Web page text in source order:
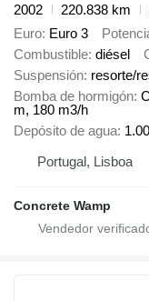
2002
220.838 km
Euro Euro 3
Combustible diésel
Suspensión resorte/
Bomba de hormigón
m, 180 m3/h
Depósito de agua
Portugal, Lisboa
Concrete Wamp